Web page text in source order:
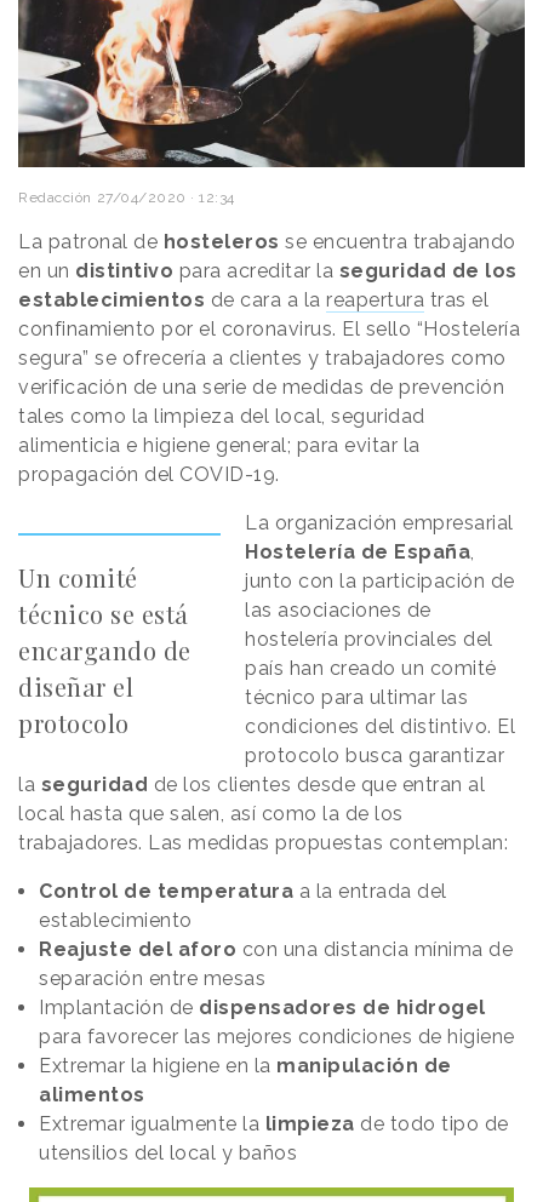
Redacción 27/04/2020 · 12:34
La patronal de hosteleros se encuentra trabajando
en un distintivo para acreditar la seguridad de los
establecimientos de cara a la reapertura tras el
confinamiento por el coronavirus. El sello “Hostelería
segura” se ofrecería a clientes y trabajadores como
verificación de una serie de medidas de prevención
tales como la limpieza del local, seguridad
alimenticia e higiene general; para evitar la
propagación del COVID-19.
Un comité
técnico se está
encargando de
diseñar el
protocolo
La organización empresarial
Hostelería de España,
junto con la participación de
las asociaciones de
hostelería provinciales del
país han creado un comité
técnico para ultimar las
condiciones del distintivo. El
protocolo busca garantizar
la seguridad de los clientes desde que entran al
local hasta que salen, así como la de los
trabajadores. Las medidas propuestas contemplan:
Control de temperatura a la entrada del
establecimiento
Reajuste del aforo con una distancia mínima de
separación entre mesas
Implantación de dispensadores de hidrogel
para favorecer las mejores condiciones de higiene
Extremar la higiene en la manipulación de
alimentos
Extremar igualmente la limpieza de todo tipo de
utensilios del local y baños